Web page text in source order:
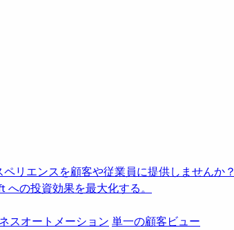
リエンスを顧客や従業員に提供しませんか？
の投資効果を最大化する。
スオートメーション 単一の顧客ビュー